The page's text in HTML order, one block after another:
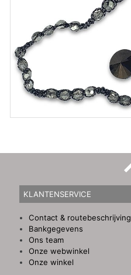
KLANTENSERVICE
Contact & routebeschrijving
Bankgegevens
Ons team
Onze webwinkel
Onze winkel